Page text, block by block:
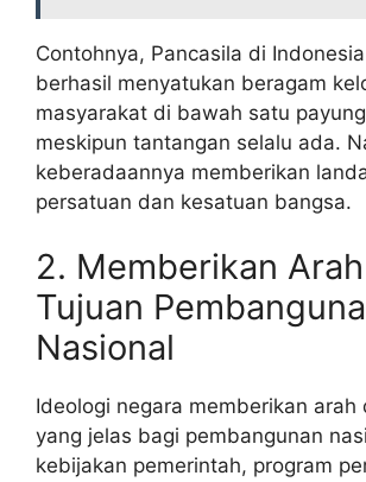
Contohnya, Pancasila di
berhasil menyatukan beragam
masyarakat di bawah satu
meskipun tantangan selalu ada.
keberadaannya memberikan
persatuan dan kesatuan bangsa.
2. Memberikan
Tujuan
Nasional
Ideologi negara memberikan arah
yang jelas bagi pembangunan
kebijakan pemerintah, program